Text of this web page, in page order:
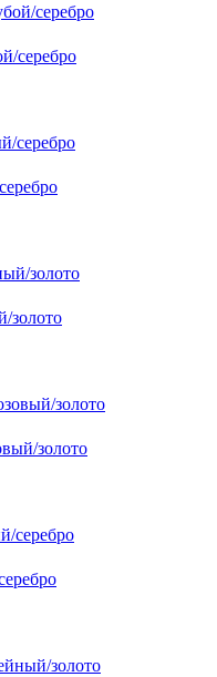
серебро
золото
золото